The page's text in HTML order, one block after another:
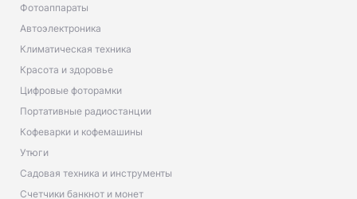
Фотоаппараты
Автоэлектроника
Климатическая техника
Красота и здоровье
Цифровые фоторамки
Портативные радиостанции
Кофеварки и кофемашины
Утюги
Садовая техника и инструменты
Счетчики банкнот и монет